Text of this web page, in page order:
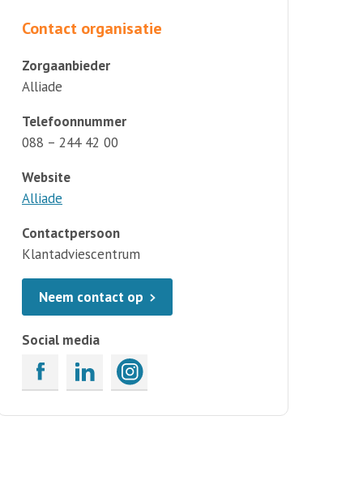
Contact organisatie
Zorgaanbieder
Alliade
Telefoonnummer
088 – 244 42 00
Website
Alliade
Contactpersoon
Klantadviescentrum
Neem contact op
Social media